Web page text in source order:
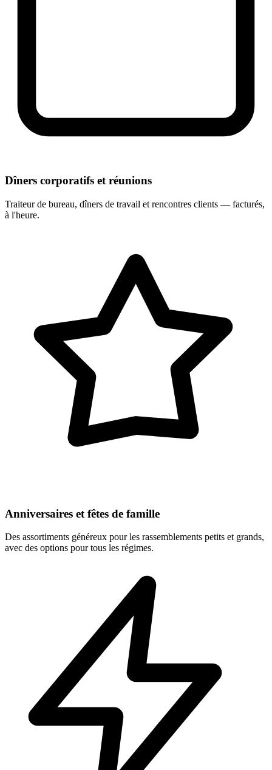
Dîners corporatifs et réunions
Traiteur de bureau, dîners de travail et rencontres clients — facturés,
à l'heure.
Anniversaires et fêtes de famille
Des assortiments généreux pour les rassemblements petits et grands,
avec des options pour tous les régimes.